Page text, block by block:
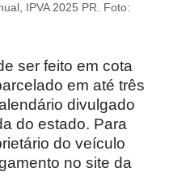
IPVA 2025 PR. Foto:
ser feito em cota
em até três
divulgado
do estado. Para
do veículo
no site da